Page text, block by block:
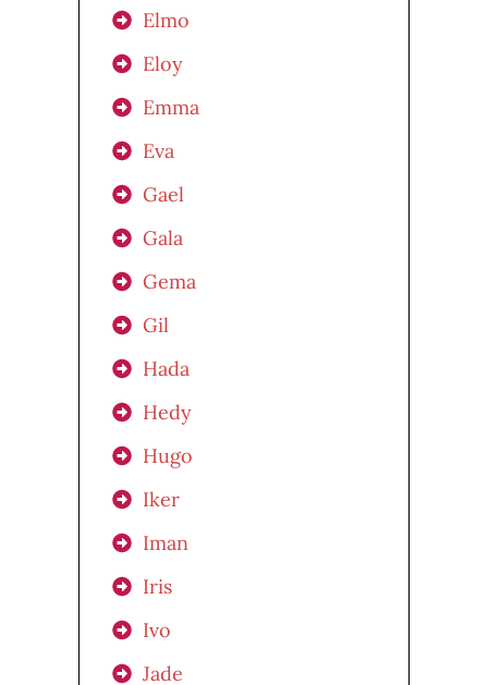
Elmo
Eloy
Emma
Eva
Gael
Gala
Gema
Gil
Hada
Hedy
Hugo
Iker
Iman
Iris
Ivo
Jade